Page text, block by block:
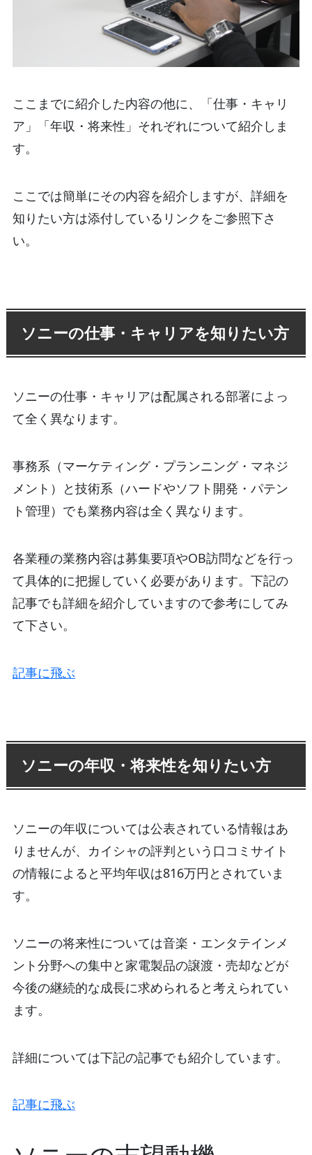
ここまでに紹介した内容の他に、「仕事・キャリ
ア」「年収・将来性」それぞれについて紹介しま
す。
ここでは簡単にその内容を紹介しますが、詳細を
知りたい方は添付しているリンクをご参照下さ
い。
ソニーの仕事・キャリアを知りたい方
ソニーの仕事・キャリアは配属される部署によっ
て全く異なります。
事務系（マーケティング・プランニング・マネジ
メント）と技術系（ハードやソフト開発・パテン
ト管理）でも業務内容は全く異なります。
各業種の業務内容は募集要項やOB訪問などを行っ
て具体的に把握していく必要があります。下記の
記事でも詳細を紹介していますので参考にしてみ
て下さい。
記事に飛ぶ
ソニーの年収・将来性を知りたい方
ソニーの年収については公表されている情報はあ
りませんが、カイシャの評判という口コミサイト
の情報によると平均年収は816万円とされていま
す。
ソニーの将来性については音楽・エンタテインメ
ント分野への集中と家電製品の譲渡・売却などが
今後の継続的な成長に求められると考えられてい
ます。
詳細については下記の記事でも紹介しています。
記事に飛ぶ